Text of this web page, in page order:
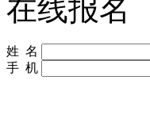
在线报名
姓 名
手 机